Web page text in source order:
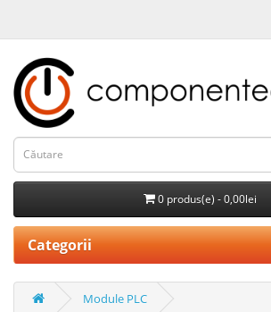
0 produs(e) - 0,00lei
Categorii
Module PLC